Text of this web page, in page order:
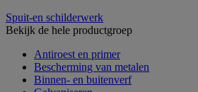
Spuit-en schilderwerk
Bekijk de hele productgroep
Antiroest en primer
Bescherming van metalen
Binnen- en buitenverf